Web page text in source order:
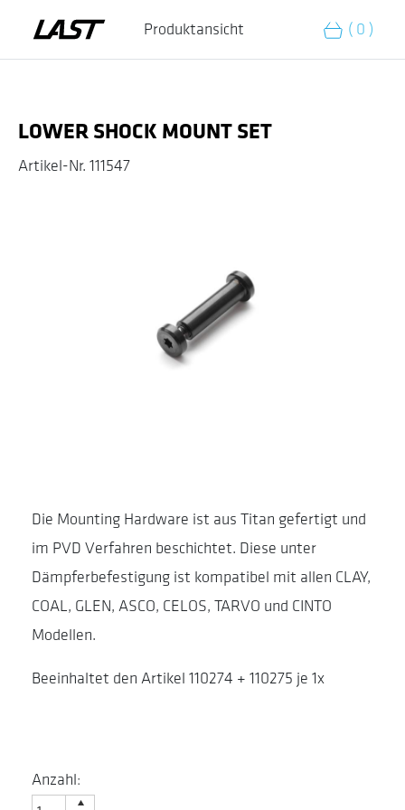
Produktansicht ( 0 )
Zum Warenkorb hinzufügen
LOWER SHOCK MOUNT SET
Artikel-Nr. 111547
Die Mounting Hardware ist aus Titan gefertigt und
im PVD Verfahren beschichtet. Diese unter
Dämpferbefestigung ist kompatibel mit allen CLAY,
COAL, GLEN, ASCO, CELOS, TARVO und CINTO
Modellen.
Beeinhaltet den Artikel 110274 + 110275 je 1x
Anzahl: